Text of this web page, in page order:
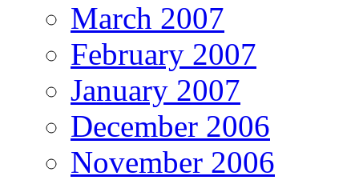
March 2007
February 2007
January 2007
December 2006
November 2006